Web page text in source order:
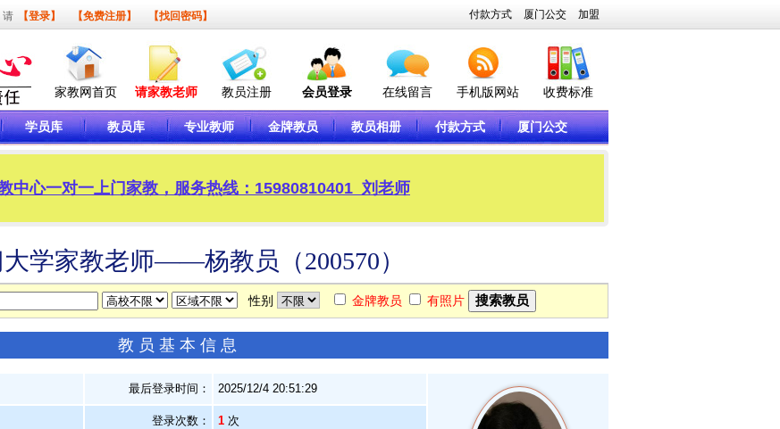
请 【登录】 【免费注册】 【找回密码】 付款方式 厦门公交 加盟
家教网首页 请家教老师 教员注册 会员登录 在线留言 手机版网站 收费标准
学员库 教员库 专业教师 金牌教员 教员相册 付款方式 厦门公交
中心一对一上门家教，服务热线：15980810401 刘老师
大学家教老师——杨教员（200570）
性别 金牌教员 有照片
教员基本信息
最后登录时间： 2025/12/4 20:51:29
登录次数： 1 次